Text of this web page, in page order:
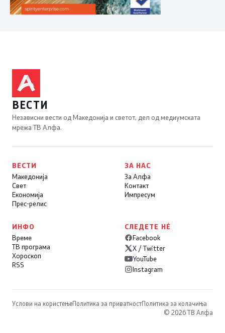
ВЕСТИ
Независни вести од Македонија и светот, дел од медиумската
мрежа ТВ Алфа.
ВЕСТИ
Македонија
Свет
Економија
Прес-релис
ЗА НАС
За Алфа
Контакт
Импресум
ИНФО
Време
ТВ програма
Хороскоп
RSS
СЛЕДЕТЕ НÉ
Facebook
X / Twitter
YouTube
Instagram
Услови на користењеПолитика за приватностПолитика за колачиња
© 2026 ТВ Алфа